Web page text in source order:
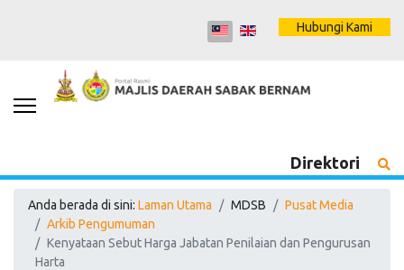
Hubungi Kami
Direktori
Anda berada di sini: Laman Utama MDSB
Pusat Media
Arkib Pengumuman
Kenyataan Sebut Harga Jabatan Penilaian dan Pengurusan
Harta